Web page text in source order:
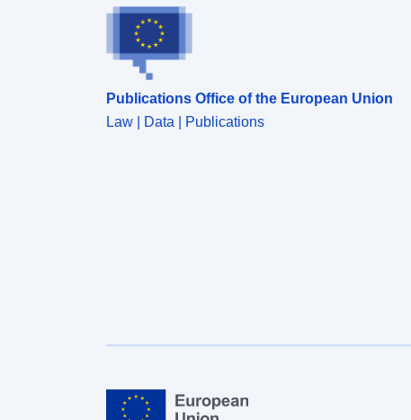
Publications Office of the European Union
Law | Data | Publications